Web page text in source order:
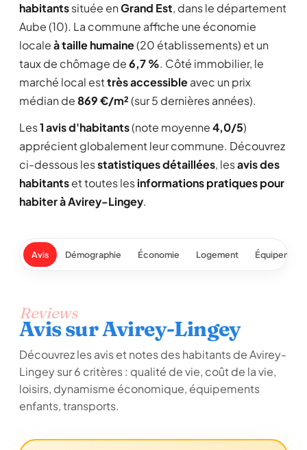
habitantssituée enGrand Est, dans le département
Aube (10). La commune affiche une économie
localeà taille humaine(20 établissements) et un
taux de chômage de6,7 %. Côté immobilier, le
marché local esttrès accessibleavec un prix
médian de869 €/m²(sur 5 dernières années).
Les1 avis d'habitants(note moyenne4,0/5)
apprécient globalement leur commune. Découvrez
ci-dessous lesstatistiques détaillées, lesavis des
habitantset toutes lesinformations pratiques pour
habiter à Avirey-Lingey.
Avis Démographie Économie Logement
Reviews
Avis sur Avirey-Lingey
Découvrez les avis et notes des habitants de Avirey-
Lingey sur 6 critères : qualité de vie, coût de la vie,
loisirs, dynamisme économique, équipements
enfants, transports.